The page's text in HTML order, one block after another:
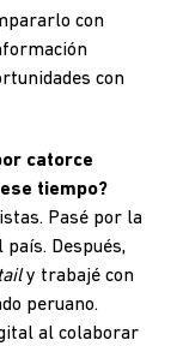
con
con
catorce
tiempo?
Pasé por la
Después,
y trabajé con
peruano.
al colaborar